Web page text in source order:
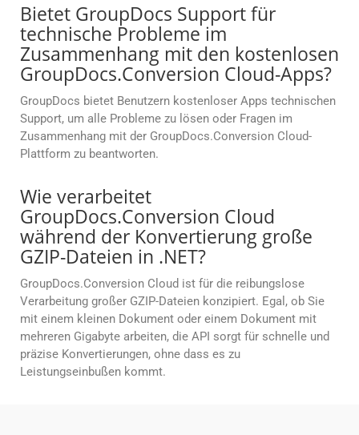
Bietet GroupDocs Support für
technische Probleme im
Zusammenhang mit den kostenlosen
GroupDocs.Conversion Cloud-Apps?
GroupDocs bietet Benutzern kostenloser Apps technischen
Support, um alle Probleme zu lösen oder Fragen im
Zusammenhang mit der GroupDocs.Conversion Cloud-
Plattform zu beantworten.
Wie verarbeitet
GroupDocs.Conversion Cloud
während der Konvertierung große
GZIP-Dateien in .NET?
GroupDocs.Conversion Cloud ist für die reibungslose
Verarbeitung großer GZIP-Dateien konzipiert. Egal, ob Sie
mit einem kleinen Dokument oder einem Dokument mit
mehreren Gigabyte arbeiten, die API sorgt für schnelle und
präzise Konvertierungen, ohne dass es zu
Leistungseinbußen kommt.